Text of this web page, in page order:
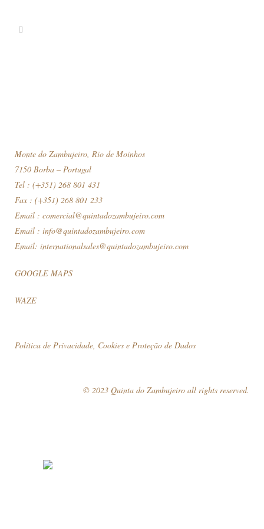
Monte do Zambujeiro, Rio de Moinhos
7150 Borba – Portugal
Tel : (+351) 268 801 431
Fax : (+351) 268 801 233
Email : comercial@quintadozambujeiro.com
Email : info@quintadozambujeiro.com
Email: internationalsales@quintadozambujeiro.com
GOOGLE MAPS
WAZE
Política de Privacidade, Cookies e Proteção de Dados
© 2023 Quinta do Zambujeiro all rights reserved.